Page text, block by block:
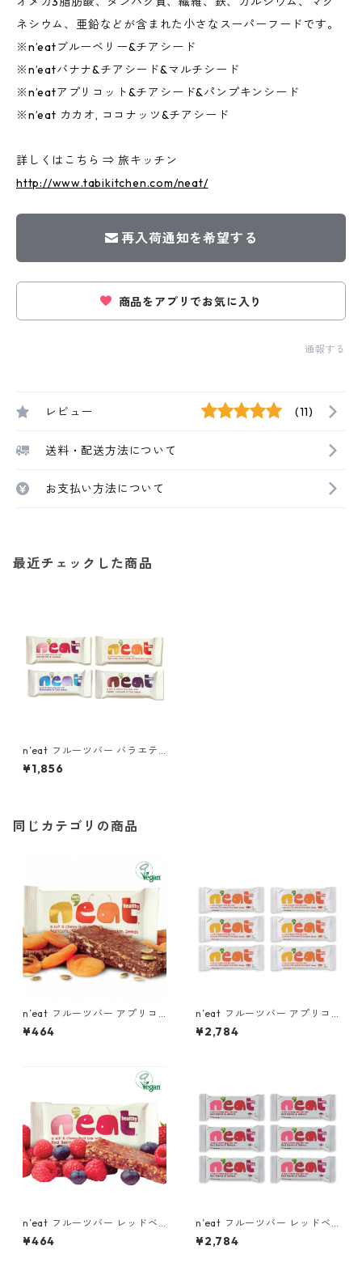
ネシウム、亜鉛などが含まれた小さなスーパーフードです。
※n’eatブルーベリー&チアシード
※n’eatバナナ&チアシード&マルチシード
※n’eatアプリコット&チアシード&パンプキンシード
※n’eat カカオ, ココナッツ&チアシード
詳しくはこちら ⇒ 旅キッチン
http://www.tabikitchen.com/neat/
再入荷通知を希望する
商品をアプリでお気に入り
通報する
レビュー (11)
送料・配送方法について
お支払い方法について
最近チェックした商品
n’eat フルーツバー バラエテ
ィーパック 4種類, 各1個（計4
個）(45g×4個)
¥1,856
同じカテゴリの商品
n’eat フルーツバー アプリコ
ット, チアシード&パンプキン
シード 1個
¥464
n’eat フルーツバー アプリコ
ット, チアシード&パンプキン
シード（6個パック）
¥2,784
n’eat フルーツバー レッドベ
リー&キヌア 1個
¥464
n’eat フルーツバー レッドベ
リー&キヌア（6個パック）
¥2,784